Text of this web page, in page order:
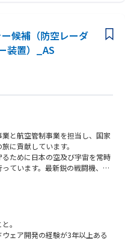
さと活気が特長です。
遵守しており、現場の声を経営
ます。
グ）とは】
部の専門業者に委託する経営手
き方改革等を背景に市場規模が
大していくと予測されていま
ーカーでも技術派遣でもなく、B
業のお客様から「いかにして業
的に業務を請け負います。
善案実行による業務効率化まで
設サイトにてご紹介しておりま
ch uuto/es/
候補（防空レーダ
装置）_AS
と航空管制事業を担当し、国家
に貢献しています。
ために日本の空及び宇宙を常時
ています。最新鋭の戦闘機、弾
ど日本の脅威を探知できる最先
管制レーダーにおいてはシェア
スデブリ観測レーダーを開発し
、詳細設計、試験の一連の業務
て世界最高レベルのレーダー及
。
。
ェア開発の経験が3年以上ある